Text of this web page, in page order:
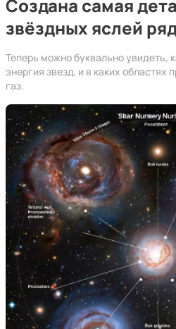
Создана самая
звёздных яслей
Теперь можно буквально увидеть,
энергия звезд, и в каких областях
газ.